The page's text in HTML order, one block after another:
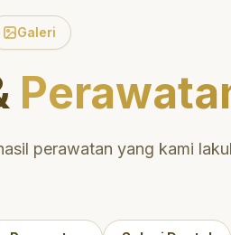
Galeri
perawatan yang kami